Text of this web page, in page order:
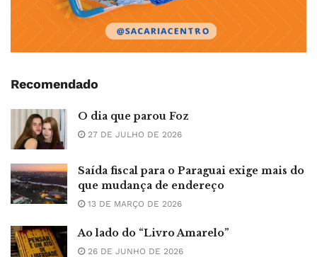
Recomendado
O dia que parou Foz
27 DE JULHO DE 2026
Saída fiscal para o Paraguai exige mais do
que mudança de endereço
13 DE MARÇO DE 2026
Ao lado do “Livro Amarelo”
26 DE JUNHO DE 2026